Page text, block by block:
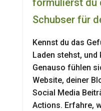
formulierst du
Schubser für
Kennst du das
Laden stehst,
Genauso fühlen
Website, deiner
Social Media
Actions. Erfahre,